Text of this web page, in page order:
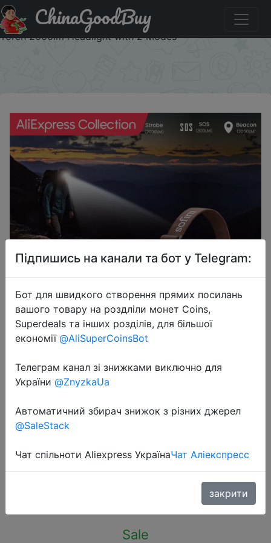
Знижка на AliExpress Collection Sofirn HS40 USB C
Rechargeable Headlamp 18650 Super Bright SST40 LED
Torch 2000lm Headlight with 2 Modes
ChinaGoodBuy
AliExpress Collection Sofirn HS40
USB C Rechargeable Headlamp
18650 Super Bright SST40 LED
Torch 2000lm Headlight with 2
Sale
Підпишись на канали та бот у Telegram:
Бот для швидкого створення прямих посилань
вашого товару на роздліли монет Coins,
Superdeals та інших розділів, для більшої
економії @AliSuperCoinsBot
Телеграм канал зі знижками виключно для
України @ZnyzkaUa
Автоматичний збирач знижок з різних джерел
@SaleStack
Чат спільноти Aliexpress УкраїнаЧат Аліекспресс
закрити